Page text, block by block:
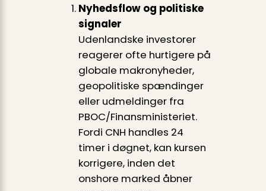
Nyhedsflow og politiske
signaler
Udenlandske investorer
reagerer ofte hurtigere på
globale makronyheder,
geopolitiske spændinger
eller udmeldinger fra
PBOC/Finansministeriet.
Fordi CNH handles 24
timer i døgnet, kan kursen
korrigere, inden det
onshore marked åbner